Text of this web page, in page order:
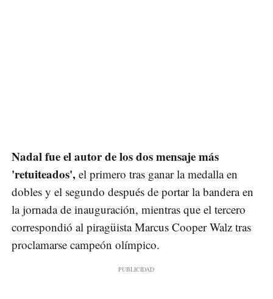
Nadal fue el autor de los dos mensaje más
'retuiteados', el primero tras ganar la medalla en
dobles y el segundo después de portar la bandera en
la jornada de inauguración, mientras que el tercero
correspondió al piragüista Marcus Cooper Walz tras
proclamarse campeón olímpico.